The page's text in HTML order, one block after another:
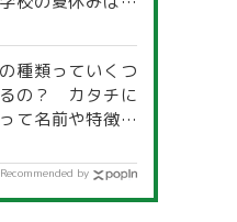
県別「夏季休暇
」
種類っていくつ
の？ カタチに
て名前や特徴が
Recommended by